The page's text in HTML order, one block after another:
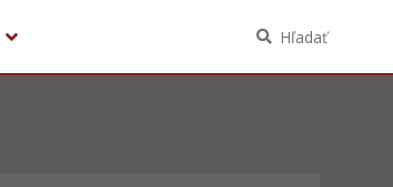
Hľadať